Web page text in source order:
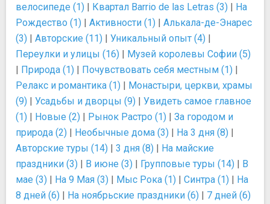
велосипеде (1) | Квартал Barrio de las Letras (3) | На
Рождество (1) | Активности (1) | Алькала-де-Энарес
(3) | Авторские (11) | Уникальный опыт (4) |
Переулки и улицы (16) | Музей королевы Софии (5)
| Природа (1) | Почувствовать себя местным (1) |
Релакс и романтика (1) | Монастыри, церкви, храмы
(9) | Усадьбы и дворцы (9) | Увидеть самое главное
(1) | Новые (2) | Рынок Растро (1) | За городом и
природа (2) | Необычные дома (3) | На 3 дня (8) |
Авторские туры (14) | 3 дня (8) | На майские
праздники (3) | В июне (3) | Групповые туры (14) | В
мае (3) | На 9 Мая (3) | Мыс Рока (1) | Синтра (1) | На
8 дней (6) | На ноябрьские праздники (6) | 7 дней (6)